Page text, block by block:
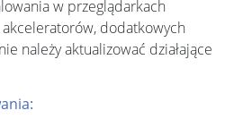
w przeglądarkach
dodatkowych
należy aktualizować działające